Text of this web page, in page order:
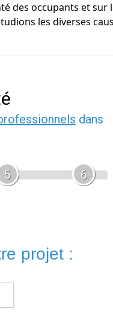
des occupants et sur
les diverses
dans
5 6
projet :